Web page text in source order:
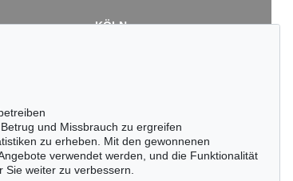
KÖLN
infokoeln@kettererkunst.de
und Missbrauch zu ergreifen
zu erheben. Mit den gewonnenen
verwendet werden, und die Funktionalität
weiter zu verbessern.